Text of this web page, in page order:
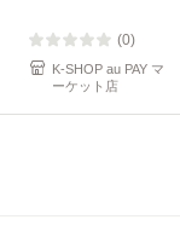
permission to
dance Butter Life
Goes On
Dynamite ON - K
(0)
K-SHOP au PAY マ
ーケット店